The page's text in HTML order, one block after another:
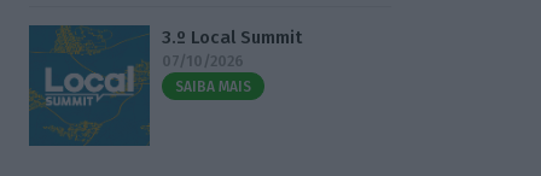
3.º Local Summit
07/10/2026
SAIBA MAIS